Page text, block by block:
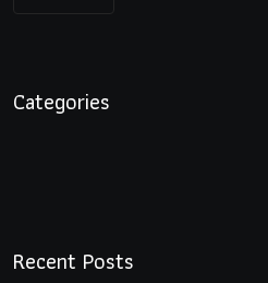
Categories
Recent Posts